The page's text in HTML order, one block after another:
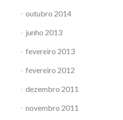
outubro 2014
junho 2013
fevereiro 2013
fevereiro 2012
dezembro 2011
novembro 2011